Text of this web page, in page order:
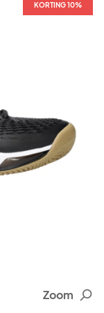
KORTING 10%
KORTING 10%
KORTING 10%
KORTING 10%
KORTING 10%
Zoom